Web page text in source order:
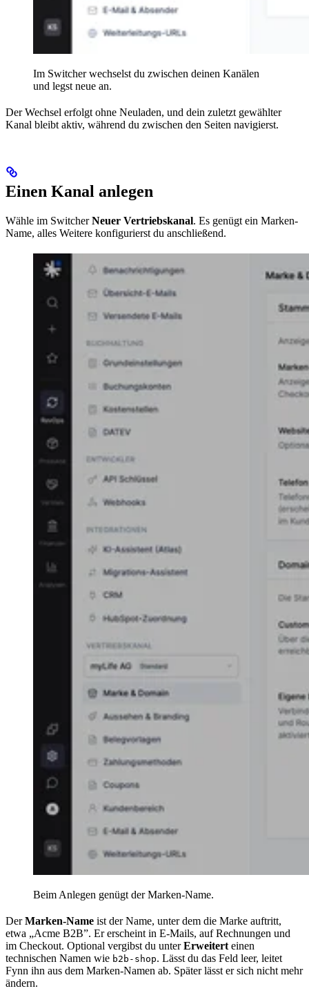
Im Switcher wechselst du zwischen deinen Kanälen
und legst neue an.
Der Wechsel erfolgt ohne Neuladen, und dein zuletzt gewählter
Kanal bleibt aktiv, während du zwischen den Seiten navigierst.
Einen Kanal anlegen
Wähle im SwitcherNeuer Vertriebskanal. Es genügt ein Marken-
Name, alles Weitere konfigurierst du anschließend.
Beim Anlegen genügt der Marken-Name.
DerMarken-Name ist der Name, unter dem die Marke auftritt,
etwa „Acme B2B”. Er erscheint in E-Mails, auf Rechnungen und
im Checkout. Optional vergibst du unterErweitert einen
technischen Namen wie b2b-shop. Lässt du das Feld leer, leitet
Fynn ihn aus dem Marken-Namen ab. Später lässt er sich nicht mehr
ändern.